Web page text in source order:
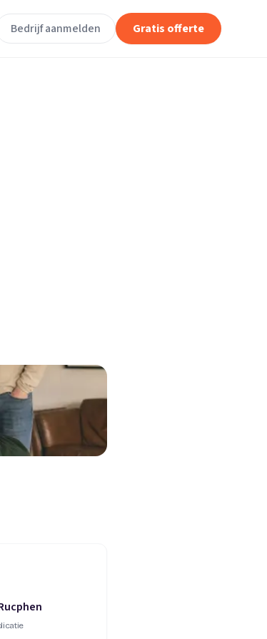
Bedrijf aanmelden Gratis offerte